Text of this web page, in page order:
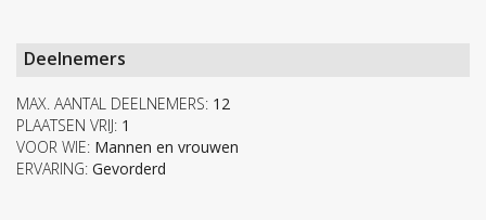
Deelnemers
MAX. AANTAL DEELNEMERS: 12
PLAATSEN VRIJ: 1
VOOR WIE: Mannen en vrouwen
ERVARING: Gevorderd